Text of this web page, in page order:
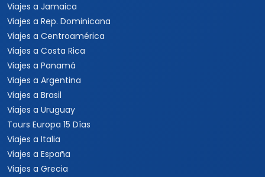
Viajes a Jamaica
Viajes a Rep. Dominicana
Viajes a Centroamérica
Viajes a Costa Rica
Viajes a Panamá
Viajes a Argentina
Viajes a Brasil
Viajes a Uruguay
Tours Europa 15 Días
Viajes a Italia
Viajes a España
Viajes a Grecia